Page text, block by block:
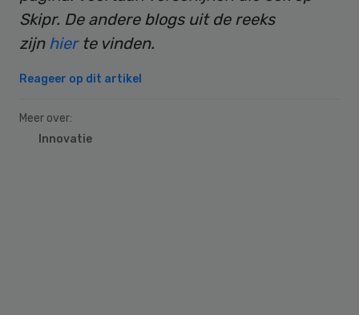
Skipr. De andere blogs uit de reeks
zijn hierte vinden.
Reageer op dit artikel
Meer over:
Innovatie